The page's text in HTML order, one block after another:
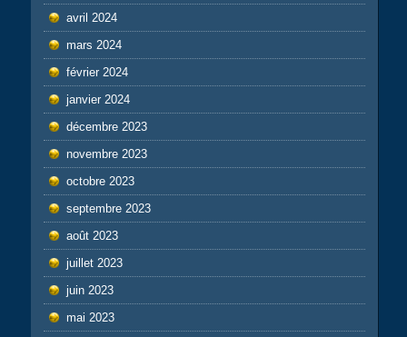
avril 2024
mars 2024
février 2024
janvier 2024
décembre 2023
novembre 2023
octobre 2023
septembre 2023
août 2023
juillet 2023
juin 2023
mai 2023